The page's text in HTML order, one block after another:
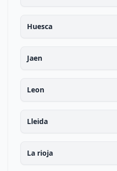
Huesca
Jaen
Leon
Lleida
La rioja